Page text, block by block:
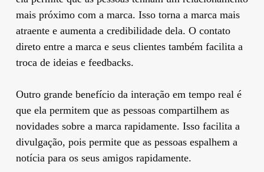
mais próximo com a marca. Isso torna a marca mais
atraente e aumenta a credibilidade dela. O contato
direto entre a marca e seus clientes também facilita a
troca de ideias e feedbacks.
Outro grande benefício da interação em tempo real é
que ela permitem que as pessoas compartilhem as
novidades sobre a marca rapidamente. Isso facilita a
divulgação, pois permite que as pessoas espalhem a
notícia para os seus amigos rapidamente.